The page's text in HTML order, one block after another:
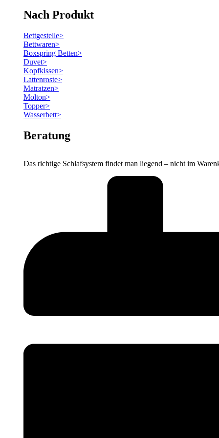
Nach Produkt
Bettgestelle>
Bettwaren>
Boxspring Betten>
Duvet>
Kopfkissen>
Lattenroste>
Matratzen>
Molton>
Topper>
Wasserbett>
Beratung
Das richtige Schlafsystem findet man liegend – nicht im